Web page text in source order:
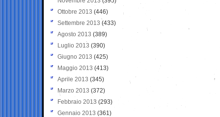
Ottobre 2013 (446)
Settembre 2013 (433)
Agosto 2013 (389)
Luglio 2013 (390)
Giugno 2013 (425)
Maggio 2013 (413)
Aprile 2013 (345)
Marzo 2013 (372)
Febbraio 2013 (293)
Gennaio 2013 (361)